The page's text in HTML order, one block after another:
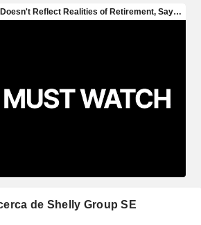
de Shelly Group SE